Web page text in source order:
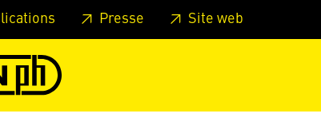
tête de la page Passer au pied de page
Presse Site web